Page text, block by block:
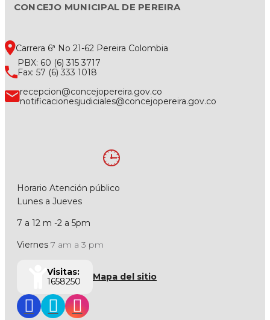
CONCEJO MUNICIPAL DE PEREIRA
Carrera 6ª No 21-62 Pereira Colombia
PBX: 60 (6) 315 3717
Fax: 57 (6) 333 1018
recepcion@concejopereira.gov.co
notificacionesjudiciales@concejopereira.gov.co
Horario Atención público
Lunes a Jueves
7 a 12 m -2 a 5pm
Viernes 7 am a 3 pm
Visitas:
1658250
Mapa del sitio